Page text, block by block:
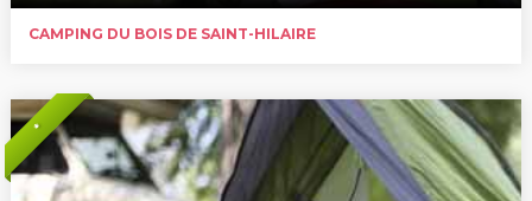
CAMPING DU BOIS DE SAINT-HILAIRE
*